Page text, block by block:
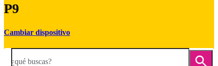
P9
Cambiar dispositivo
¿qué buscas?